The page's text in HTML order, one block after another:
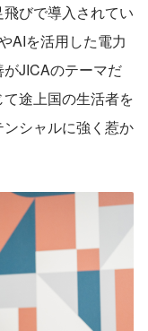
びで導入されてい
AIを活用した電力
JICAのテーマだ
途上国の生活者を
シャルに強く惹か